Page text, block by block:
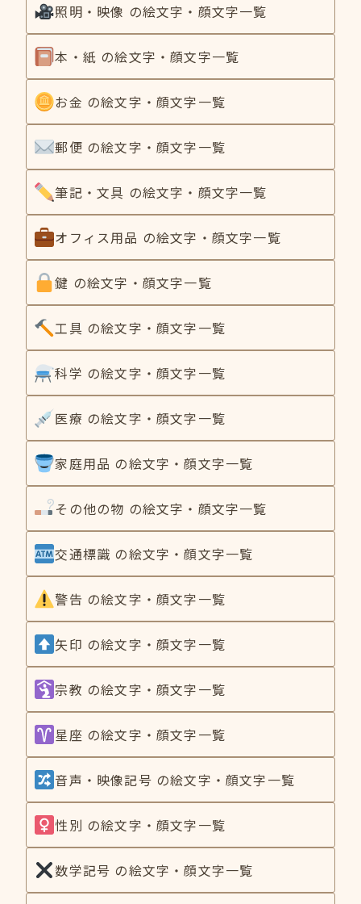
照明・映像 の絵文字・顔文字一覧
本・紙 の絵文字・顔文字一覧
お金 の絵文字・顔文字一覧
郵便 の絵文字・顔文字一覧
筆記・文具 の絵文字・顔文字一覧
オフィス用品 の絵文字・顔文字一覧
鍵 の絵文字・顔文字一覧
工具 の絵文字・顔文字一覧
科学 の絵文字・顔文字一覧
医療 の絵文字・顔文字一覧
家庭用品 の絵文字・顔文字一覧
その他の物 の絵文字・顔文字一覧
交通標識 の絵文字・顔文字一覧
警告 の絵文字・顔文字一覧
矢印 の絵文字・顔文字一覧
宗教 の絵文字・顔文字一覧
星座 の絵文字・顔文字一覧
音声・映像記号 の絵文字・顔文字一覧
性別 の絵文字・顔文字一覧
数学記号 の絵文字・顔文字一覧